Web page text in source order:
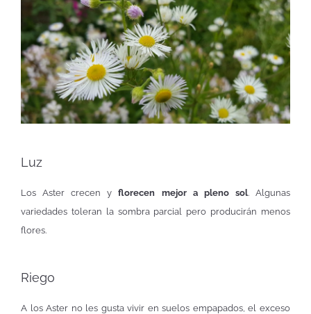
Luz
Los Aster crecen yflorecen mejor a pleno sol. Algunas
variedades toleran la sombra parcial pero producirán menos
flores.
Riego
A los Aster no les gusta vivir en suelos empapados, el exceso